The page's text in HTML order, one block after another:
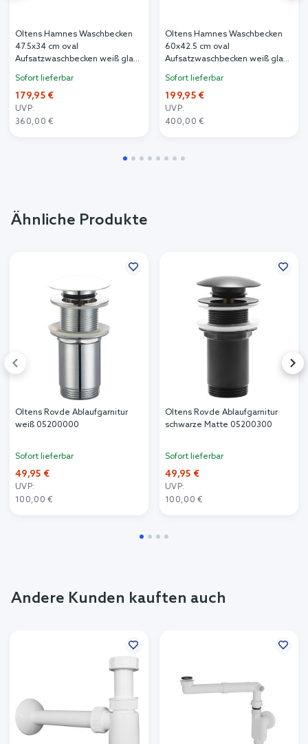
Oltens Hamnes Waschbecken
47.5x34 cm oval
Aufsatzwaschbecken weiß glanz
Sofort lieferbar
179,95 €
UVP:
360,00 €
Oltens Hamnes Waschbecken
60x42.5 cm oval
Aufsatzwaschbecken weiß glanz
Sofort lieferbar
199,95 €
UVP:
400,00 €
Ähnliche Produkte
Oltens Rovde Ablaufgarnitur
weiß 05200000
Sofort lieferbar
49,95 €
UVP:
100,00 €
Oltens Rovde Ablaufgarnitur
schwarze Matte 05200300
Sofort lieferbar
49,95 €
UVP:
100,00 €
Andere Kunden kauften auch